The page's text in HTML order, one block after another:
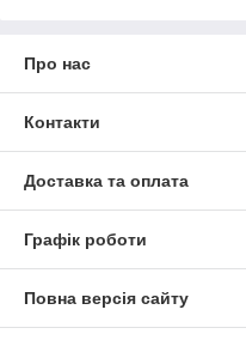
Про нас
Контакти
Доставка та оплата
Графік роботи
Повна версія сайту